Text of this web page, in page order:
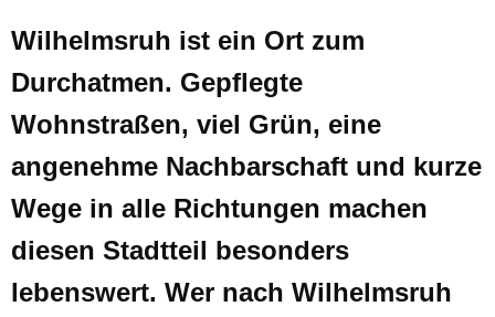
Wilhelmsruh ist ein Ort zum
Durchatmen. Gepflegte
Wohnstraßen, viel Grün, eine
angenehme Nachbarschaft und kurze
Wege in alle Richtungen machen
diesen Stadtteil besonders
lebenswert. Wer nach Wilhelmsruh